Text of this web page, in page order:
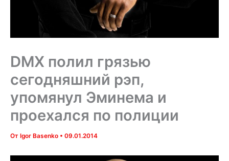
DMX полил грязью
сегодняшний рэп,
упомянул Эминема и
проехался по полиции
От Igor Basenko • 09.01.2014